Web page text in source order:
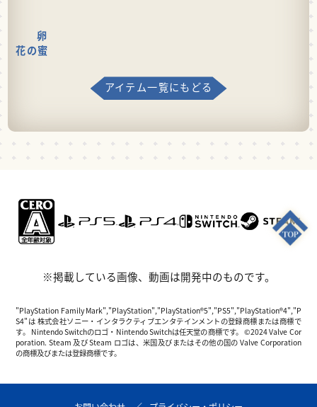
卵
花の蜜
アイテム一覧にもどる
※掲載している画像、動画は開発中のものです。
"PlayStation Family Mark","PlayStation","PlayStation®5","PS5","PlayStation®4","P
S4"は 株式会社ソニー・インタラクティブエンタテインメントの登録商標または商標で
す。 Nintendo Switchのロゴ・Nintendo Switchは任天堂の商標です。 ©2024 Valve Cor
poration. Steam 及び Steam ロゴは、米国及びまたはその他の国の Valve Corporation
の商標及びまたは登録商標です。